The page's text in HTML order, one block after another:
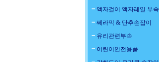
액자걸이 액자레일 부속
쎄라믹 & 단추손잡이
유리관련부속
어린이안전용품